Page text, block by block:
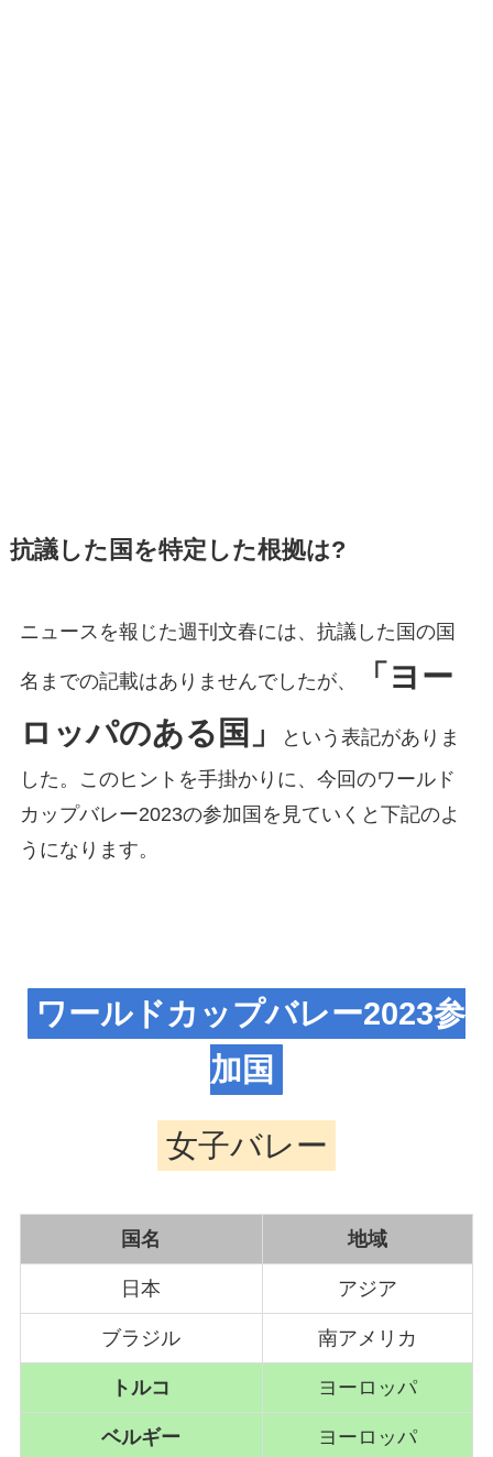
抗議した国を特定した根拠は?
ニュースを報じた週刊文春には、抗議した国の国
名までの記載はありませんでしたが、
「ヨー
ロッパのある国」
という表記がありま
した。このヒントを手掛かりに、今回のワールド
カップバレー2023の参加国を見ていくと下記のよ
うになります。
ワールドカップバレー2023参
加国
女子バレー
国名 地域
日本 アジア
ブラジル 南アメリカ
トルコ ヨーロッパ
ベルギー ヨーロッパ